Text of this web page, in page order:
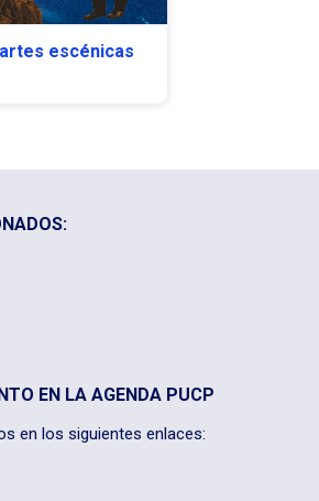
escénicas
EN LA AGENDA PUCP
en los siguientes enlaces: